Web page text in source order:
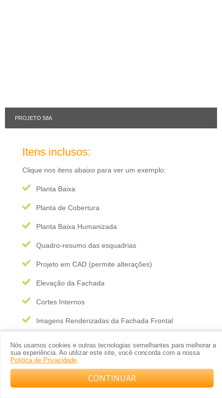
Nós usamos cookies e outras tecnologias semelhantes para melhorar a
sua experiência. Ao utilizar este site, você concorda com a nossa
Política de Privacidade.
CONTINUAR
PROJETO 58A
Itens inclusos:
Clique nos itens abaixo para ver um exemplo:
Planta Baixa
Planta de Cobertura
Planta Baixa Humanizada
Quadro-resumo das esquadrias
Projeto em CAD (permite alterações)
Elevação da Fachada
Cortes Internos
Imagens Renderizadas da Fachada Frontal
Projeto Design de Interiores
Projeto Elétrico (opcional)
Compre com o arquiteto no WhatsApp